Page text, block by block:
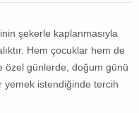
şekerle kaplanmasıyla
Hem çocuklar hem de
özel günlerde, doğum günü
yemek istendiğinde tercih